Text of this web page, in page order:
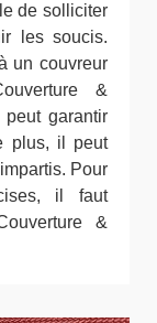
de solliciter
les soucis.
un couvreur
&
garantir
plus, il peut
Pour
il faut
&